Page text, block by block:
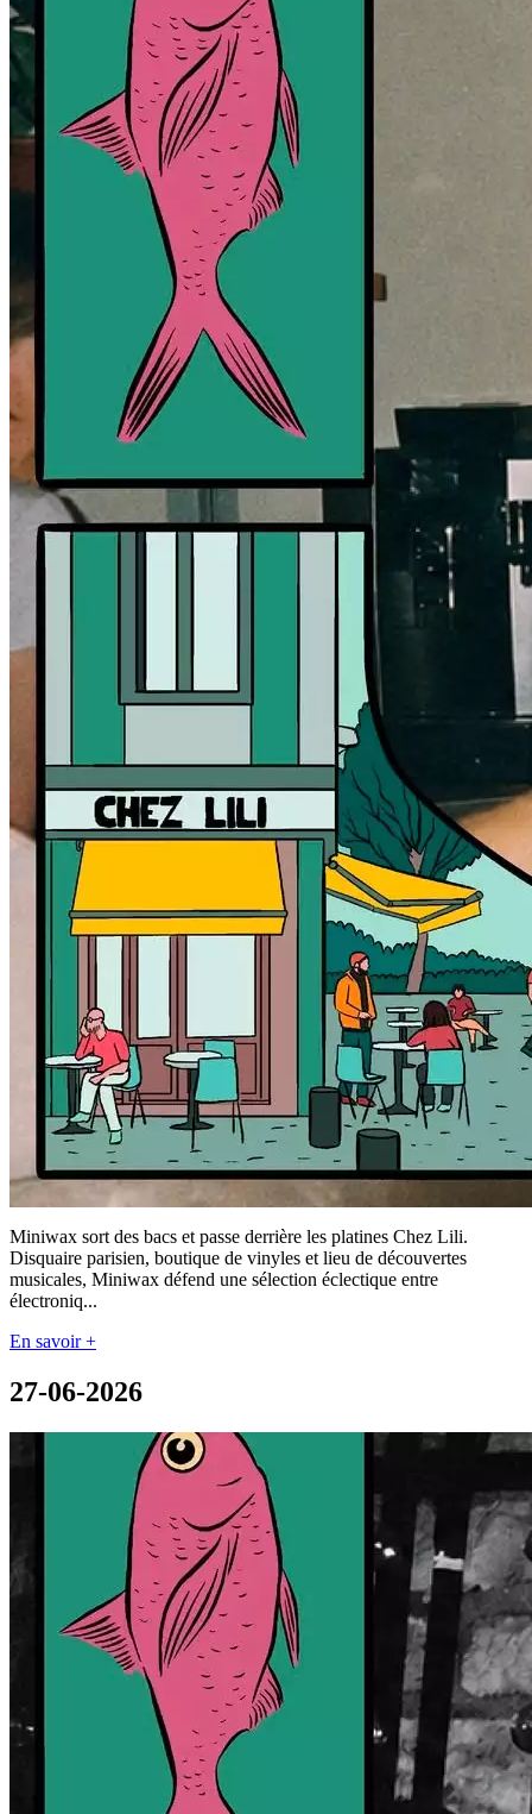
Miniwax sort des bacs et passe derrière les platines Chez Lili.
Disquaire parisien, boutique de vinyles et lieu de découvertes
musicales, Miniwax défend une sélection éclectique entre
électroniq...
En savoir +
27-06-2026